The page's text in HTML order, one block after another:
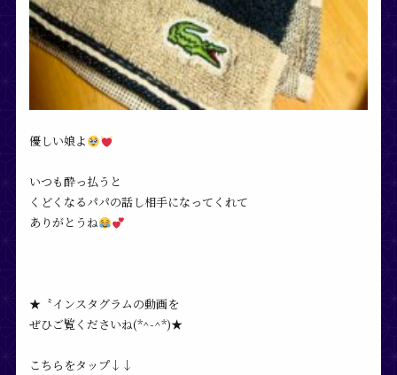
優しい娘よ
いつも酔っ払うと
くどくなるパパの話し相手になってくれて
ありがとうね
★〝インスタグラムの動画を
ぜひご覧くださいね(*^-^*)★
こちらをタップ↓↓